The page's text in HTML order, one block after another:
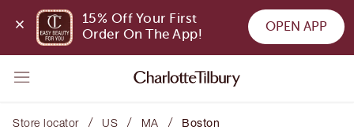
15% Off Your First
Order On The App!
OPEN APP
Store locator / US / MA / Boston